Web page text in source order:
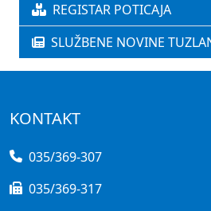
REGISTAR POTICAJA
SLUŽBENE NOVINE
KONTAKT
035/369-307
035/369-317